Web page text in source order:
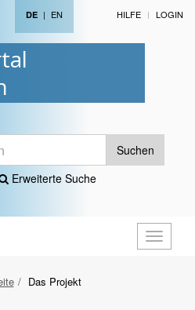
DE | EN HILFE LOGIN
Suchen
Erweiterte Suche
öffnen
Das Projekt